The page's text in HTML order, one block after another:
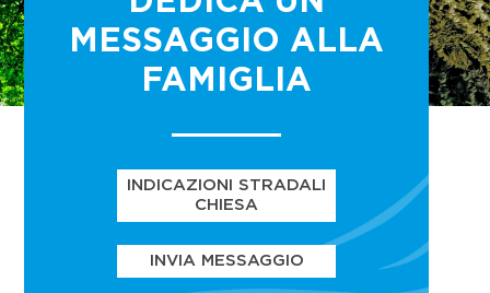
MESSAGGIO ALLA
FAMIGLIA
INDICAZIONI STRADALI
CHIESA
INVIA MESSAGGIO